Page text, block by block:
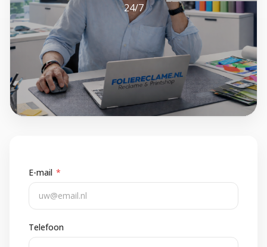
24/7
E-mail *
Telefoon